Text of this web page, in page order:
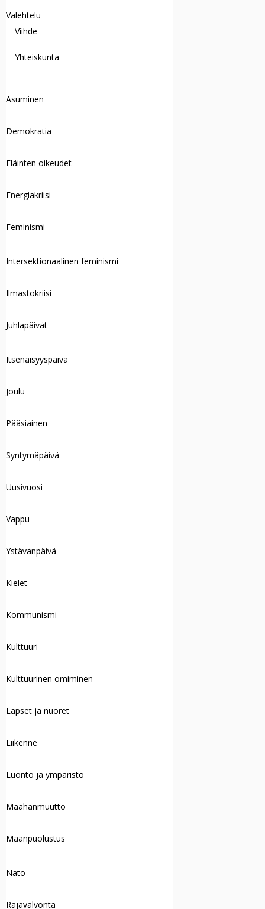
Valehtelu
Viihde
Yhteiskunta
Asuminen
Demokratia
Eläinten oikeudet
Energiakriisi
Feminismi
Intersektionaalinen feminismi
Ilmastokriisi
Juhlapäivät
Itsenäisyyspäivä
Joulu
Pääsiäinen
Syntymäpäivä
Uusivuosi
Vappu
Ystävänpäivä
Kielet
Kommunismi
Kulttuuri
Kulttuurinen omiminen
Lapset ja nuoret
Liikenne
Luonto ja ympäristö
Maahanmuutto
Maanpuolustus
Nato
Rajavalvonta